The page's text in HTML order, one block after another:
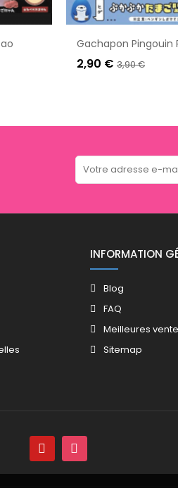
Gachapon Pingouin
2,90 € 3,90 €
INFORMATION
Blog
FAQ
Meilleures
Sitemap